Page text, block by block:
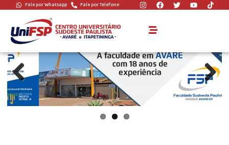
Fale por Whatsapp Fale por Telefone
Home Avaré OLD
Previous Next